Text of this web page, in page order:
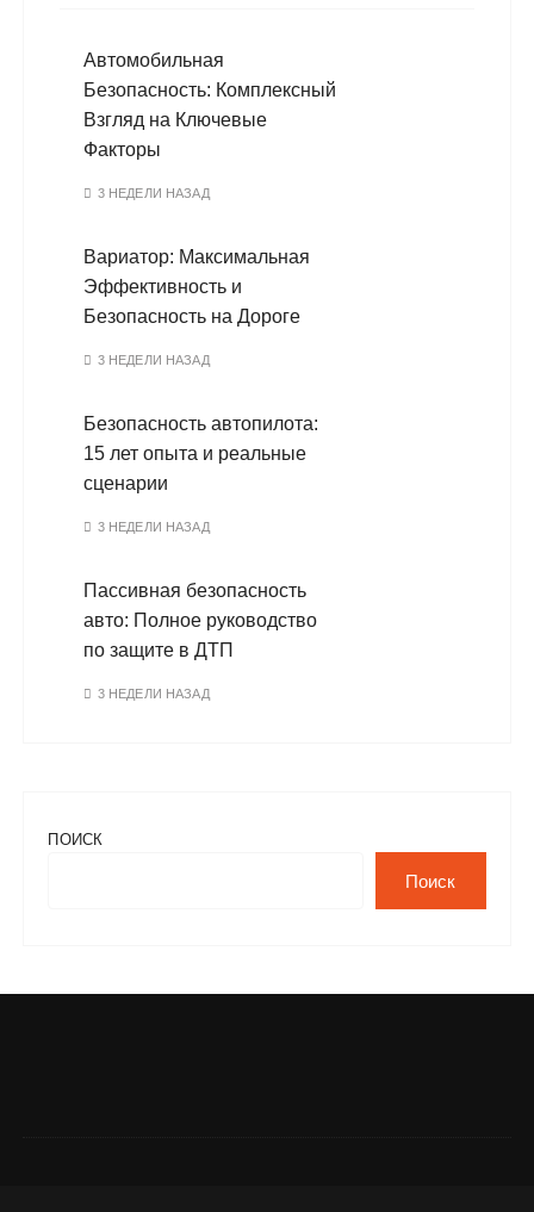
Автомобильная
Безопасность: Комплексный
Взгляд на Ключевые
Факторы
3 НЕДЕЛИ НАЗАД
Вариатор: Максимальная
Эффективность и
Безопасность на Дороге
3 НЕДЕЛИ НАЗАД
Безопасность автопилота:
15 лет опыта и реальные
сценарии
3 НЕДЕЛИ НАЗАД
Пассивная безопасность
авто: Полное руководство
по защите в ДТП
3 НЕДЕЛИ НАЗАД
ПОИСК
Поиск